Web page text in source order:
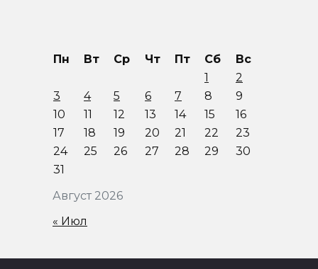
Август 2026
Пн Вт Ср Чт Пт Сб
Вс
1
2
3
4 5 6 7 8
9
10
11 12 13 14 15
16
17
18 19 20 21 22
23
24
25 26 27 28 29
30
31
« Июл